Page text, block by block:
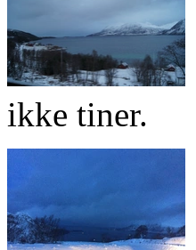
ikke tiner.